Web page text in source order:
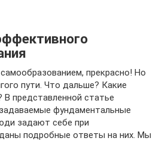
прекрасно! Но
пути. Что дальше? Какие
В представленной статье
фундаментальные
задают себе при
подробные ответы на них. Мы